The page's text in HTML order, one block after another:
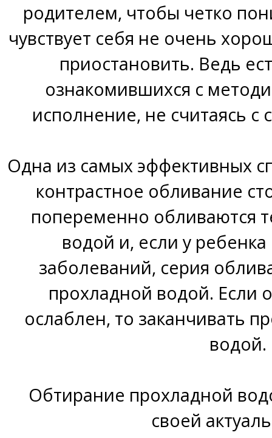
родителем, чтобы четко
чувствует себя не очень
приостановить. Ведь
ознакомившихся с
исполнение, не считаясь с
Одна из самых эффективных
контрастное обливание
попеременно обливаются
водой и, если у
заболеваний, серия
прохладной водой. Если
ослаблен, то заканчивать
водой.
Обтирание прохладной
своей